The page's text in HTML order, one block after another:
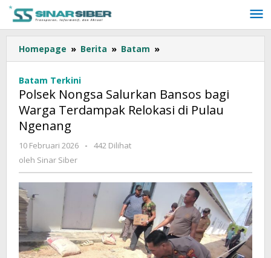
Lewati
konten
Homepage » Berita » Batam »
Nongsa
bagi
Warga
Ngenang
Batam Terkini
Polsek Nongsa Salurkan Bansos bagi
Warga Terdampak Relokasi di Pulau
Ngenang
10 Februari 2026
oleh
-
442 Dilihat
oleh Sinar Siber